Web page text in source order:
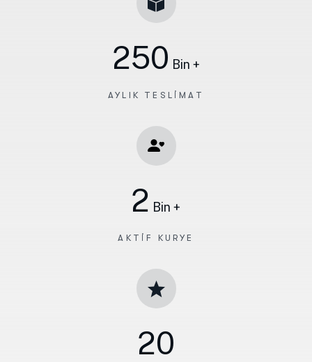
250 Bin +
AYLIK TESLIMAT
2 Bin +
AKTIF KURYE
20